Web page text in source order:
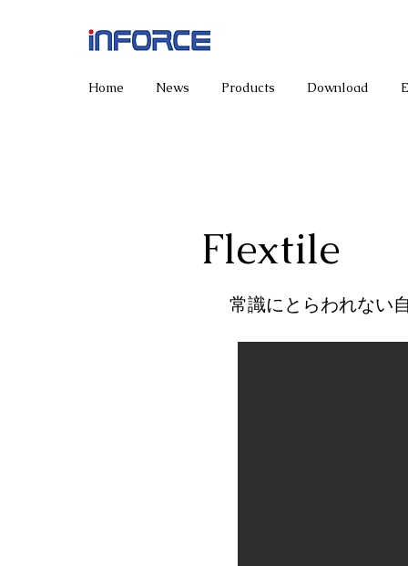
Home News Products Download
Flextile
常識にとらわれない